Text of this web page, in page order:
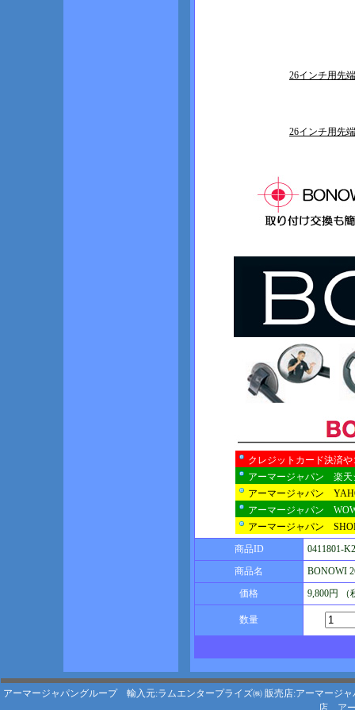
26インチ用先
26インチ用先
クレジットカード決済
アーマージャパン 楽天
アーマージャパン
アーマージャパン
アーマージャパン
商品ID
0411801-
商品名
BONOWI
価格
9,800円 （
数量
アーマージャパングループ 輸入元:ラムエンタープライズ㈱ 販売店:アーマージャ
店
ア